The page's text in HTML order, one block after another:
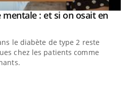
mentale : et si on osait en
le diabète de type 2 reste
chez les patients comme